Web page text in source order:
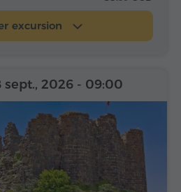
excursion
sept., 2026 - 09:00